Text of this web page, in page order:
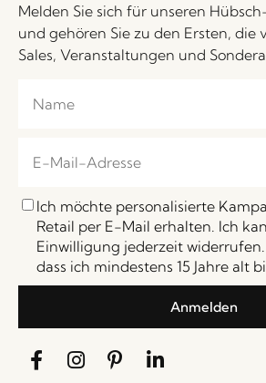
Melden Sie sich für unseren
und gehören Sie zu den Ersten, die
Sales, Veranstaltungen und
Ich möchte personalisierte
Retail per E-Mail erhalten. Ich
Einwilligung jederzeit
dass ich mindestens 15 Jahre alt
Anmelden